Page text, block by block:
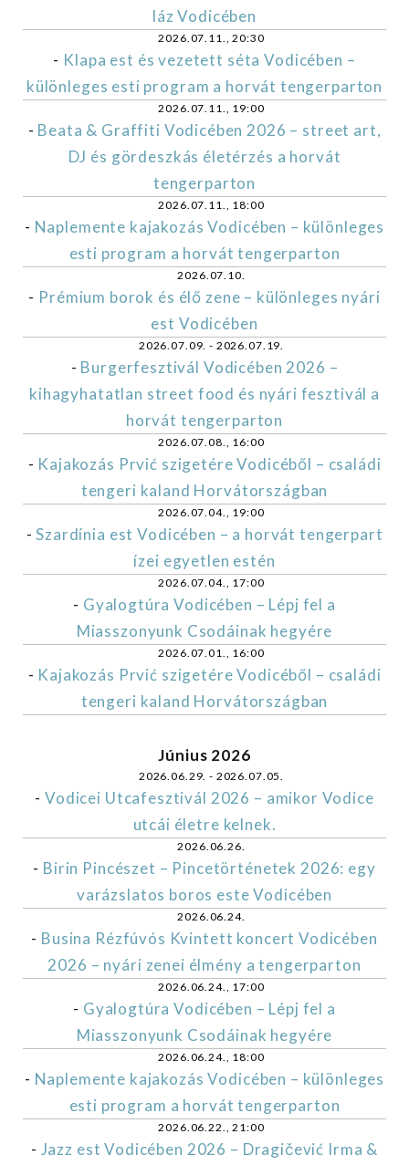
láz Vodicében
2026.07.11., 20:30
- Klapa est és vezetett séta Vodicében –
különleges esti program a horvát tengerparton
2026.07.11., 19:00
- Beata & Graffiti Vodicében 2026 – street art,
DJ és gördeszkás életérzés a horvát
tengerparton
2026.07.11., 18:00
- Naplemente kajakozás Vodicében – különleges
esti program a horvát tengerparton
2026.07.10.
- Prémium borok és élő zene – különleges nyári
est Vodicében
2026.07.09. - 2026.07.19.
- Burgerfesztivál Vodicében 2026 –
kihagyhatatlan street food és nyári fesztivál a
horvát tengerparton
2026.07.08., 16:00
- Kajakozás Prvić szigetére Vodicéből – családi
tengeri kaland Horvátországban
2026.07.04., 19:00
-Szardínia est Vodicében – a horvát tengerpart
ízei egyetlen estén
2026.07.04., 17:00
- Gyalogtúra Vodicében – Lépj fel a
Miasszonyunk Csodáinak hegyére
2026.07.01., 16:00
- Kajakozás Prvić szigetére Vodicéből – családi
tengeri kaland Horvátországban
Június 2026
2026.06.29. - 2026.07.05.
- Vodicei Utcafesztivál 2026 – amikor Vodice
utcái életre kelnek.
2026.06.26.
- Birin Pincészet – Pincetörténetek 2026: egy
varázslatos boros este Vodicében
2026.06.24.
- Busina Rézfúvós Kvintett koncert Vodicében
2026 – nyári zenei élmény a tengerparton
2026.06.24., 17:00
- Gyalogtúra Vodicében – Lépj fel a
Miasszonyunk Csodáinak hegyére
2026.06.24., 18:00
- Naplemente kajakozás Vodicében – különleges
esti program a horvát tengerparton
2026.06.22., 21:00
- Jazz est Vodicében 2026 – Dragičević Irma &